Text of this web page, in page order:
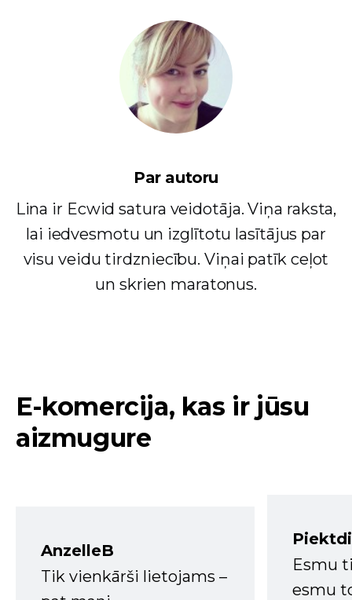
Par autoru
Lina ir Ecwid satura veidotāja. Viņa raksta,
lai iedvesmotu un izglītotu lasītājus par
visu veidu tirdzniecību. Viņai patīk ceļot
un skrien maratonus.
E-komercija, kas ir jūsu
aizmugure
AnzelleB
Tik vienkārši lietojams –
Esmu
esmu